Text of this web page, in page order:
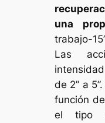
una
trabajo-
Las
de 2” a
función
el tipo